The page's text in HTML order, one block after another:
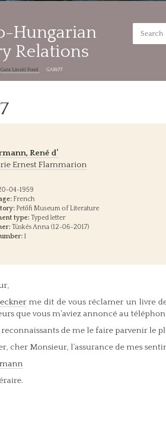
Hungarian
Relations
Gara László Fond GAR177
René d’
Ernest Flammarion
04-1959
French
Petőfi Museum of Literature
type: Typed letter
Tüskés Anna (12-06-2017)
1
me dit de vous réclamer un livre
que vous m’aviez annoncé au
reconnaissants de me le faire parvenir le
cher Monsieur, l’assurance de mes